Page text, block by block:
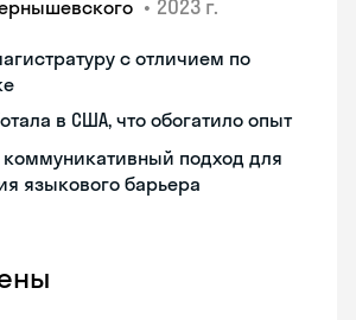
• 2023 г.
с отличием по
в США, что обогатило опыт
коммуникативный подход для
языкового барьера